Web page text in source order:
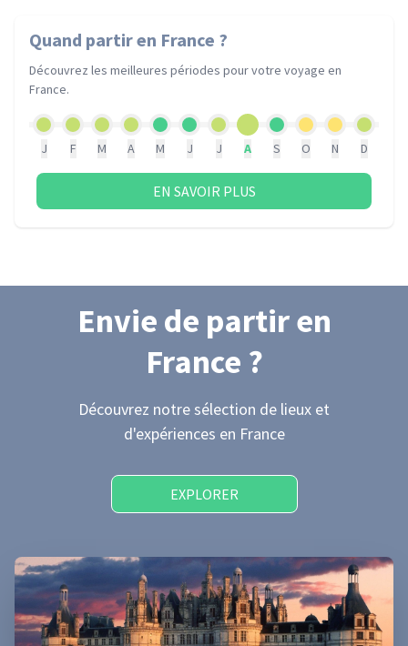
Quand partiren France ?
Découvrez les meilleures périodes pour votre voyage en
France.
J F M A M J J A S O N D
EN SAVOIR PLUS
Envie de partiren
France ?
Découvrez notre sélection de lieux et
d'expériences en France
EXPLORER